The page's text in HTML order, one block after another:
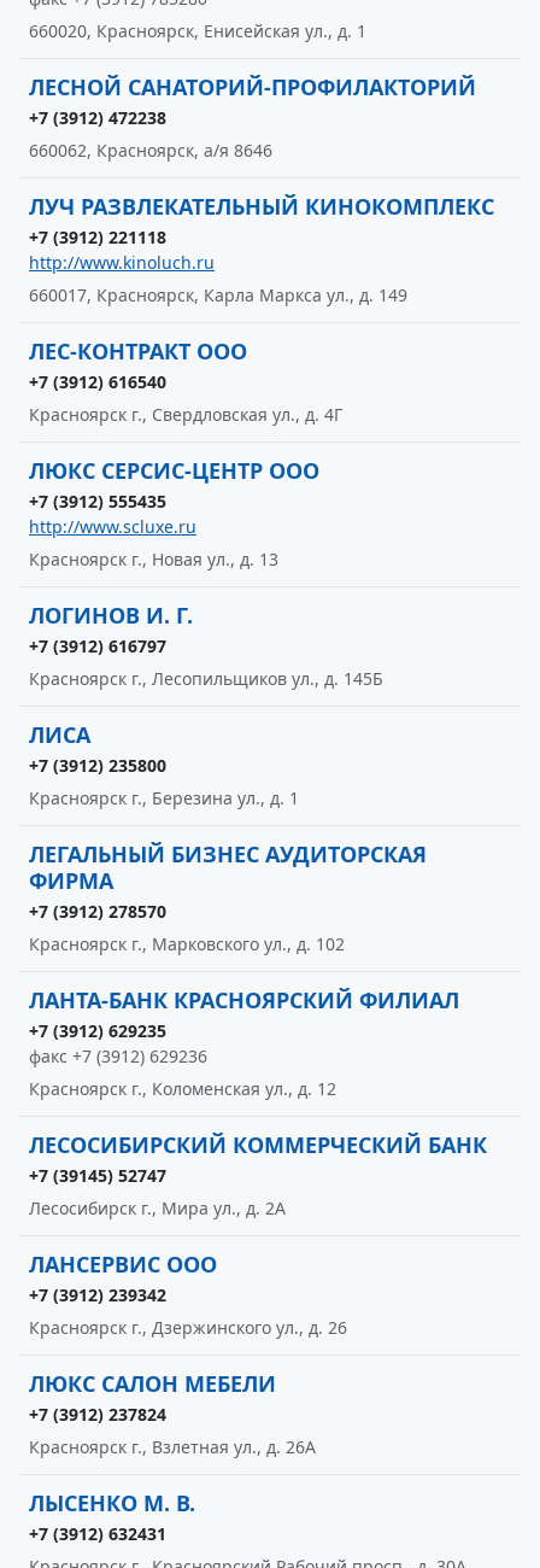
660020, Красноярск, Енисейская ул., д. 1
ЛЕСНОЙ САНАТОРИЙ-ПРОФИЛАКТОРИЙ
+7 (3912) 472238
660062, Красноярск, а/я 8646
ЛУЧ РАЗВЛЕКАТЕЛЬНЫЙ КИНОКОМПЛЕКС
+7 (3912) 221118
http://www.kinoluch.ru
660017, Красноярск, Карла Маркса ул., д. 149
ЛЕС-КОНТРАКТ ООО
+7 (3912) 616540
Красноярск г., Свердловская ул., д. 4Г
ЛЮКС СЕРСИС-ЦЕНТР ООО
+7 (3912) 555435
http://www.scluxe.ru
Красноярск г., Новая ул., д. 13
ЛОГИНОВ И. Г.
+7 (3912) 616797
Красноярск г., Лесопильщиков ул., д. 145Б
ЛИСА
+7 (3912) 235800
Красноярск г., Березина ул., д. 1
ЛЕГАЛЬНЫЙ БИЗНЕС АУДИТОРСКАЯ
ФИРМА
+7 (3912) 278570
Красноярск г., Марковского ул., д. 102
ЛАНТА-БАНК КРАСНОЯРСКИЙ ФИЛИАЛ
+7 (3912) 629235
факс +7 (3912) 629236
Красноярск г., Коломенская ул., д. 12
ЛЕСОСИБИРСКИЙ КОММЕРЧЕСКИЙ БАНК
+7 (39145) 52747
Лесосибирск г., Мира ул., д. 2А
ЛАНСЕРВИС ООО
+7 (3912) 239342
Красноярск г., Дзержинского ул., д. 26
ЛЮКС САЛОН МЕБЕЛИ
+7 (3912) 237824
Красноярск г., Взлетная ул., д. 26А
ЛЫСЕНКО М. В.
+7 (3912) 632431